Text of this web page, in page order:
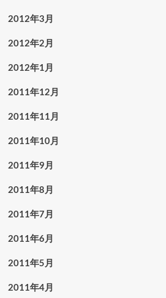
2012年3月
2012年2月
2012年1月
2011年12月
2011年11月
2011年10月
2011年9月
2011年8月
2011年7月
2011年6月
2011年5月
2011年4月